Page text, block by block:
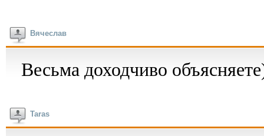
Вячеслав
Весьма доходчиво
Taras